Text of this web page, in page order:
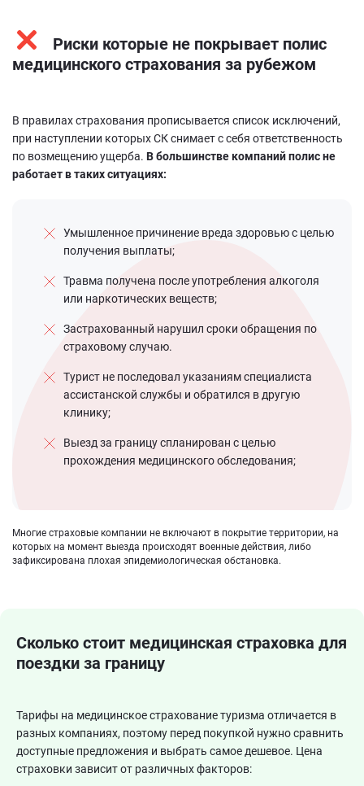
Риски которые не покрывает полис
медицинского страхования за рубежом
В правилах страхования прописывается список исключений,
при наступлении которых СК снимает с себя ответственность
по возмещению ущерба. В большинстве компаний полис не
работает в таких ситуациях:
Умышленное причинение вреда здоровью с целью
получения выплаты;
Травма получена после употребления алкоголя
или наркотических веществ;
Застрахованный нарушил сроки обращения по
страховому случаю.
Турист не последовал указаниям специалиста
ассистанской службы и обратился в другую
клинику;
Выезд за границу спланирован с целью
прохождения медицинского обследования;
Многие страховые компании не включают в покрытие территории, на
которых на момент выезда происходят военные действия, либо
зафиксирована плохая эпидемиологическая обстановка.
Сколько стоит медицинская страховка для
поездки за границу
Тарифы на медицинское страхование туризма отличается в
разных компаниях, поэтому перед покупкой нужно сравнить
доступные предложения и выбрать самое дешевое. Цена
страховки зависит от различных факторов: